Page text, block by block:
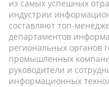
из самых успешных
индустрии
составляют топ-
департаментов
региональных органов
промышленных
руководители и
информационных